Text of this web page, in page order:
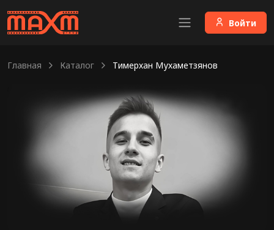
Войти
Главная Каталог Тимерхан Мухаметзянов